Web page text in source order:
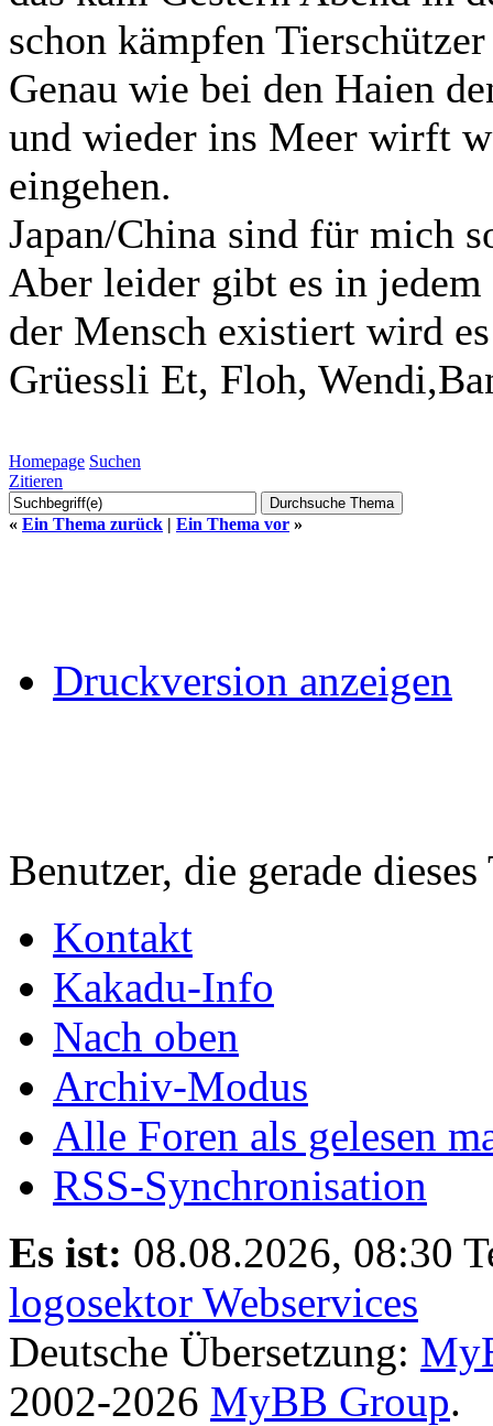
schon kämpfen
Genau wie bei den Haien
und wieder ins Meer wirft
eingehen.
Japan/China sind für mich
Aber leider gibt es in
der Mensch existiert wird
Grüessli Et, Floh,
Homepage Suchen
Zitieren
« Ein Thema zurück | Ein Thema vor »
Druckversion anzeigen
Benutzer, die gerade
Kontakt
Kakadu-Info
Nach oben
Archiv-Modus
Alle Foren als gelesen
RSS-Synchronisation
Es ist: 08.08.2026, 08:30
logosektor Webservices
Deutsche Übersetzung:
2002-2026 MyBB Group.